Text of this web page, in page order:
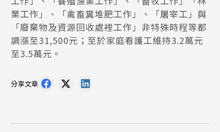
業工作」、「禽畜糞堆肥工作」、「屠宰工」與
「廢棄物及資源回收處裡工作」非特殊時程等都
調漲至31,500元；至於家庭看護工維持3.2萬元
至3.5萬元。
分享文章